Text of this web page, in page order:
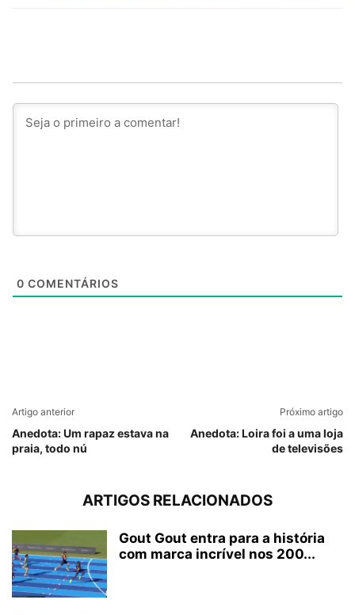
0 COMENTÁRIOS
Artigo anterior
Anedota: Um rapaz estava na
praia, todo nú
Próximo artigo
Anedota: Loira foi a uma loja
de televisões
ARTIGOS RELACIONADOS
Gout Gout entra para a história
com marca incrível nos 200...